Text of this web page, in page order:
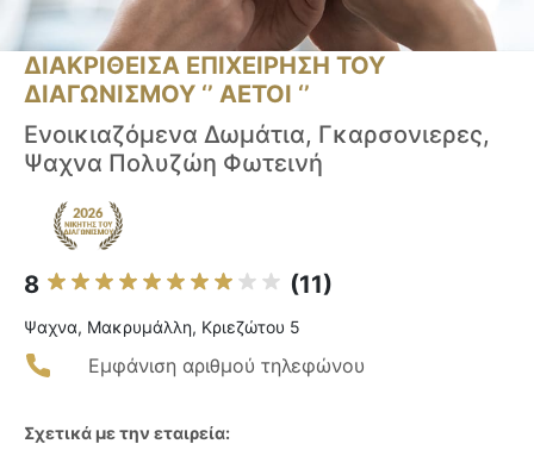
ΔΙΑΚΡΙΘΕΙΣΑ ΕΠΙΧΕΙΡΗΣΗ ΤΟΥ
ΔΙΑΓΩΝΙΣΜΟΥ ‘’ ΑΕΤΟΙ ‘’
Ενοικιαζόμενα Δωμάτια, Γκαρσονιερες,
Ψαχνα Πολυζώη Φωτεινή
8 (11)
Ψαχνα, Μακρυμάλλη, Κριεζώτου 5
Εμφάνιση αριθμού τηλεφώνου
Σχετικά με την εταιρεία: